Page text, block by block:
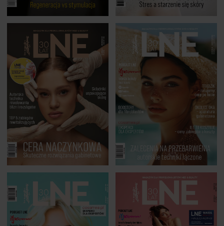
ARTYKUŁY
WYDARZENIA